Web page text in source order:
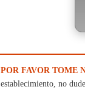
POR FAVOR TOME
establecimiento, no